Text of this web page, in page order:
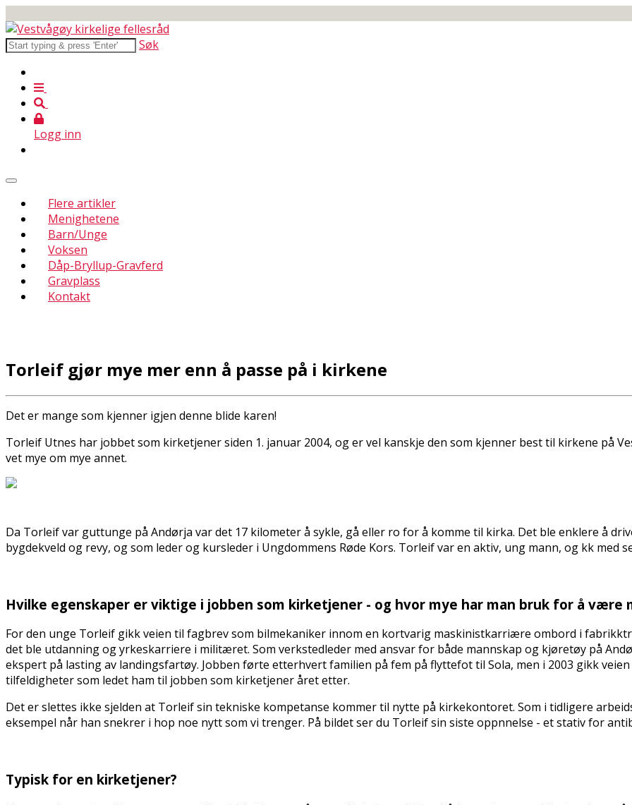
Søk
Logg inn
Flere artikler
Menighetene
Barn/Unge
Voksen
Dåp-Bryllup-Gravferd
Gravplass
Kontakt
Torleif gjør mye mer enn å passe på i kirkene
Det er mange som kjenner igjen denne blide karen!
Torleif Utnes har jobbet som kirketjener siden 1. januar 2004, og er vel kanskje den som kjenner best til kirkene på
vet mye om mye annet.
Da Torleif var guttunge på Andørja var det 17 kilometer å sykle, gå eller ro for å komme til kirka. Det ble enklere å
bygdekveld og revy, og som leder og kursleder i Ungdommens Røde Kors. Torleif var en aktiv, ung mann, og fikk
Hvilke egenskaper er viktige i jobben som kirketjener - og hvor mye har man bruk for å være
For den unge Torleif gikk veien til fagbrev som bilmekaniker innom en kortvarig maskinistkarriære ombord i
det ble utdanning og yrkeskarriere i militæret. Som verkstedleder med ansvar for både mannskap og kjøretøy på
ekspert på lasting av landingsfartøy. Jobben førte etterhvert familien på fem på flyttefot til Sola, men i 2003 gikk
tilfeldigheter som ledet ham til jobben som kirketjener året etter.
Det er slettes ikke sjelden at Torleif sin tekniske kompetanse kommer til nytte på kirkekontoret. Som i tidligere
eksempel når han snekrer i hop noe nytt som vi trenger. På bildet ser du Torleif sin siste oppfinnelse - et stativ for
Typisk for en kirketjener?